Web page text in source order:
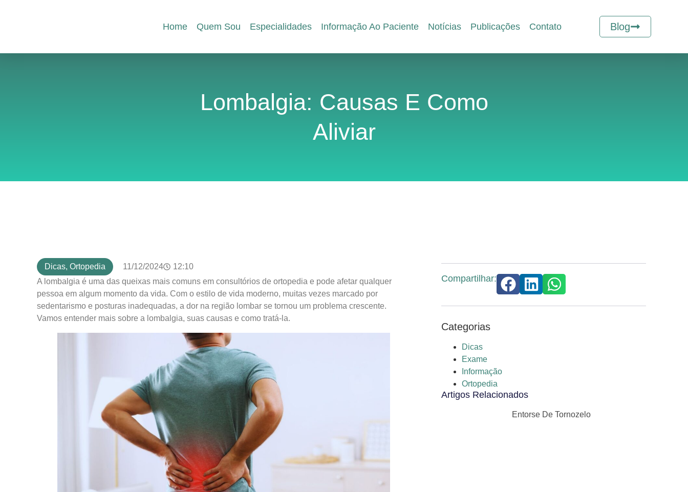
Home Quem Sou Especialidades Informação Ao Paciente Notícias Publicações Contato Blog
Lombalgia: Causas E Como
Aliviar
Dicas, Ortopedia 11/12/2024
12:10
A lombalgia é uma das queixas mais comuns em consultórios de ortopedia e pode afetar qualquer
pessoa em algum momento da vida. Com o estilo de vida moderno, muitas vezes marcado por
sedentarismo e posturas inadequadas, a dor na região lombar se tornou um problema crescente.
Vamos entender mais sobre a lombalgia, suas causas e como tratá-la.
Compartilhar:
Categorias
Dicas
Exame
Informação
Ortopedia
Artigos Relacionados
Entorse De Tornozelo